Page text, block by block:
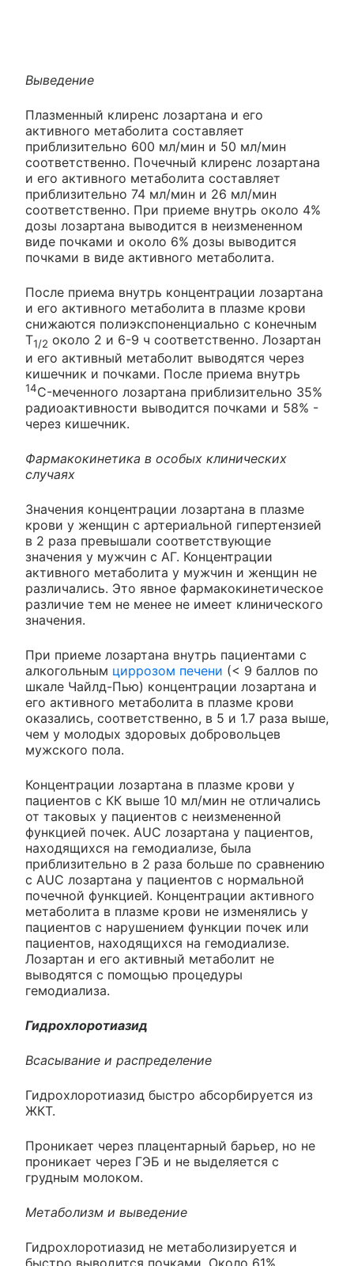
Выведение
Плазменный клиренс лозартана и его
активного метаболита составляет
приблизительно 600 мл/мин и 50 мл/мин
соответственно. Почечный клиренс лозартана
и его активного метаболита составляет
приблизительно 74 мл/мин и 26 мл/мин
соответственно. При приеме внутрь около 4%
дозы лозартана выводится в неизмененном
виде почками и около 6% дозы выводится
почками в виде активного метаболита.
После приема внутрь концентрации лозартана
и его активного метаболита в плазме крови
снижаются полиэкспоненциально с конечным
Т1/2 около 2 и 6-9 ч соответственно. Лозартан
и его активный метаболит выводятся через
кишечник и почками. После приема внутрь
14C-меченного лозартана приблизительно 35%
радиоактивности выводится почками и 58% -
через кишечник.
Фармакокинетика в особых клинических
случаях
Значения концентрации лозартана в плазме
крови у женщин с артериальной гипертензией
в 2 раза превышали соответствующие
значения у мужчин с АГ. Концентрации
активного метаболита у мужчин и женщин не
различались. Это явное фармакокинетическое
различие тем не менее не имеет клинического
значения.
При приеме лозартана внутрь пациентами с
алкогольным циррозом печени (< 9 баллов по
шкале Чайлд-Пью) концентрации лозартана и
его активного метаболита в плазме крови
оказались, соответственно, в 5 и 1.7 раза выше,
чем у молодых здоровых добровольцев
мужского пола.
Концентрации лозартана в плазме крови у
пациентов с КК выше 10 мл/мин не отличались
от таковых у пациентов с неизмененной
функцией почек. AUC лозартана у пациентов,
находящихся на гемодиализе, была
приблизительно в 2 раза больше по сравнению
с AUC лозартана у пациентов с нормальной
почечной функцией. Концентрации активного
метаболита в плазме крови не изменялись у
пациентов с нарушением функции почек или
пациентов, находящихся на гемодиализе.
Лозартан и его активный метаболит не
выводятся с помощью процедуры
гемодиализа.
Гидрохлоротиазид
Всасывание и распределение
Гидрохлоротиазид быстро абсорбируется из
ЖКТ.
Проникает через плацентарный барьер, но не
проникает через ГЭБ и не выделяется с
грудным молоком.
Метаболизм и выведение
Гидрохлоротиазид не метаболизируется и